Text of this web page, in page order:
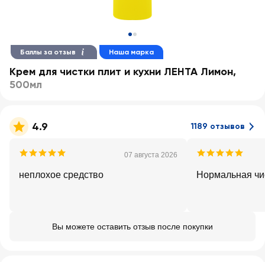
Баллы за отзыв Наша марка
Крем для чистки плит и кухни ЛЕНТА Лимон,
500мл
4.9 1189 отзывов
07 августа 2026
неплохое средство Нормальная
Вы можете оставить отзыв после покупки